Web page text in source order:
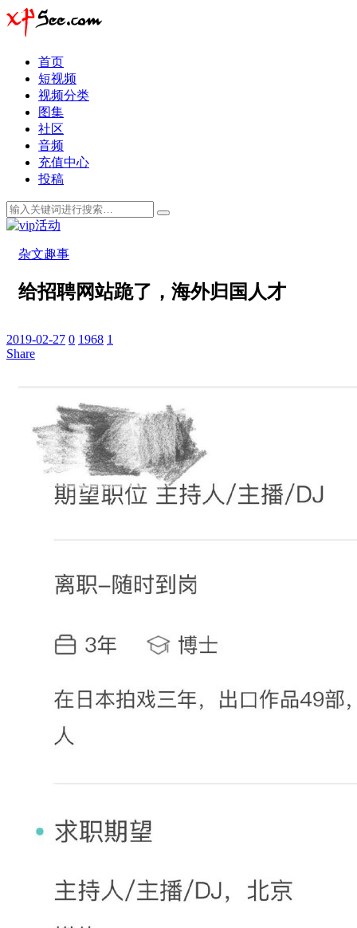
首页
短视频
视频分类
图集
社区
音频
充值中心
投稿
杂文趣事
给招聘网站跪了，海外归国人才
2019-02-27 0 1968 1
Share